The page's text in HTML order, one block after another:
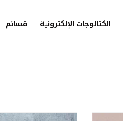
الكتالوجات الإلكترونية قسائم